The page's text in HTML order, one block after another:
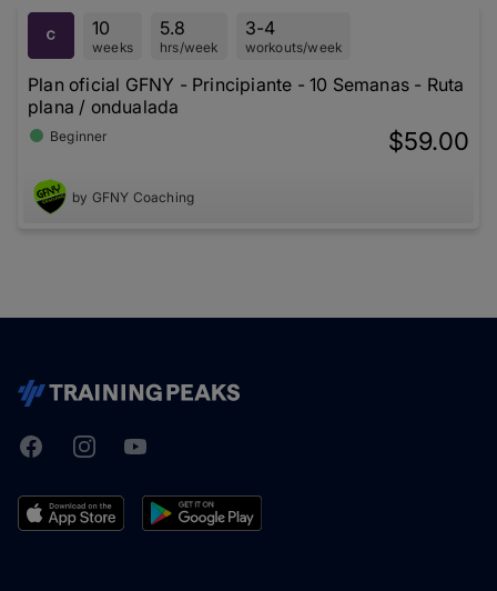
10
weeks
5.8
hrs/week
3-4
workouts/week
Plan oficial GFNY - Principiante - 10 Semanas - Ruta
plana / ondualada
Beginner $59.00
by GFNY Coaching
TrainingPeaks
FacebookInstagramYoutube